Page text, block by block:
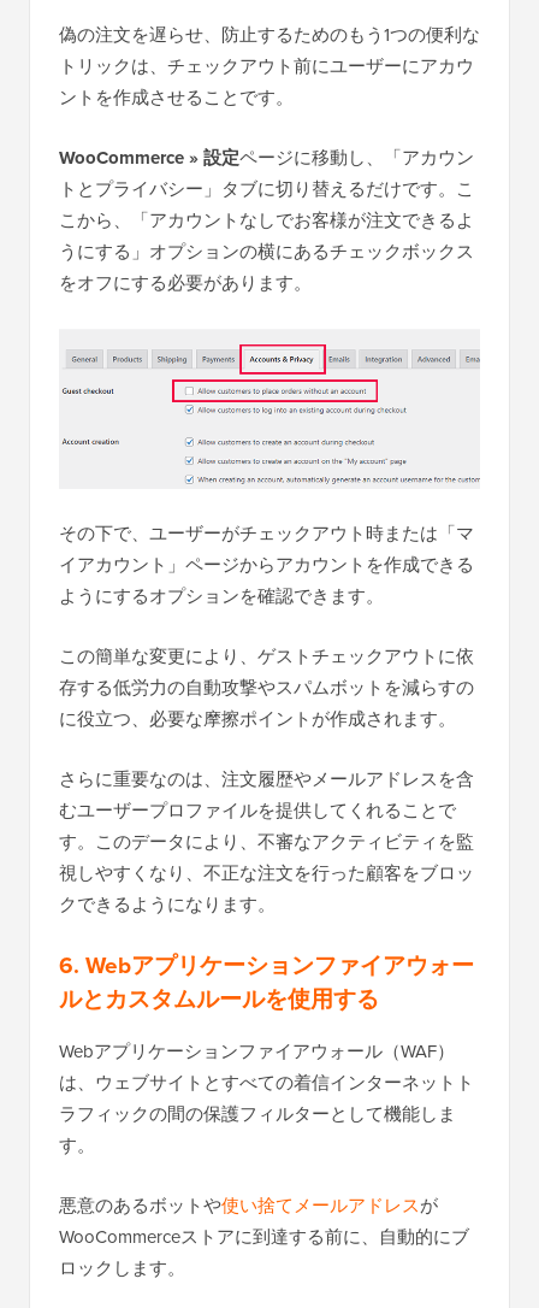
偽の注文を遅らせ、防止するためのもう1つの便利な
トリックは、チェックアウト前にユーザーにアカウ
ントを作成させることです。
WooCommerce » 設定ページに移動し、「アカウン
トとプライバシー」タブに切り替えるだけです。こ
こから、「アカウントなしでお客様が注文できるよ
うにする」オプションの横にあるチェックボックス
をオフにする必要があります。
その下で、ユーザーがチェックアウト時または「マ
イアカウント」ページからアカウントを作成できる
ようにするオプションを確認できます。
この簡単な変更により、ゲストチェックアウトに依
存する低労力の自動攻撃やスパムボットを減らすの
に役立つ、必要な摩擦ポイントが作成されます。
さらに重要なのは、注文履歴やメールアドレスを含
むユーザープロファイルを提供してくれることで
す。このデータにより、不審なアクティビティを監
視しやすくなり、不正な注文を行った顧客をブロッ
クできるようになります。
6. Webアプリケーションファイアウォー
ルとカスタムルールを使用する
Webアプリケーションファイアウォール（WAF）
は、ウェブサイトとすべての着信インターネットト
ラフィックの間の保護フィルターとして機能しま
す。
悪意のあるボットや使い捨てメールアドレスが
WooCommerceストアに到達する前に、自動的にブ
ロックします。